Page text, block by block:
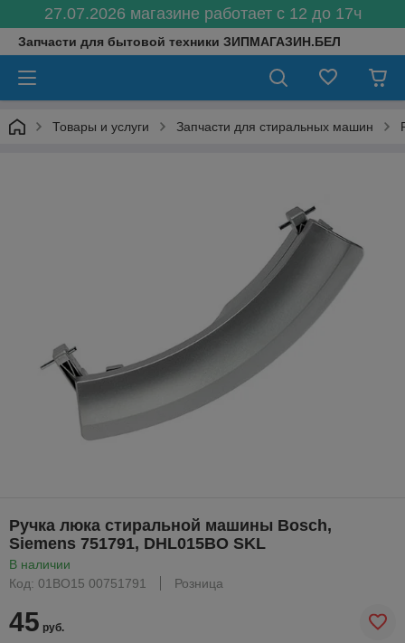
27.07.2026 магазине работает с 12 до 17ч
Запчасти для бытовой техники ЗИПМАГАЗИН.БЕЛ
Товары и услуги Запчасти для стиральных машин
Ручка люка стиральной машины Bosch,
Siemens 751791, DHL015BO SKL
В наличии
Код: 01BO15 00751791
Розница
45 руб.